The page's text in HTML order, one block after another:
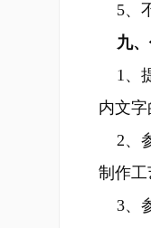
5、
九
1、
内文
2、
制作工
3、